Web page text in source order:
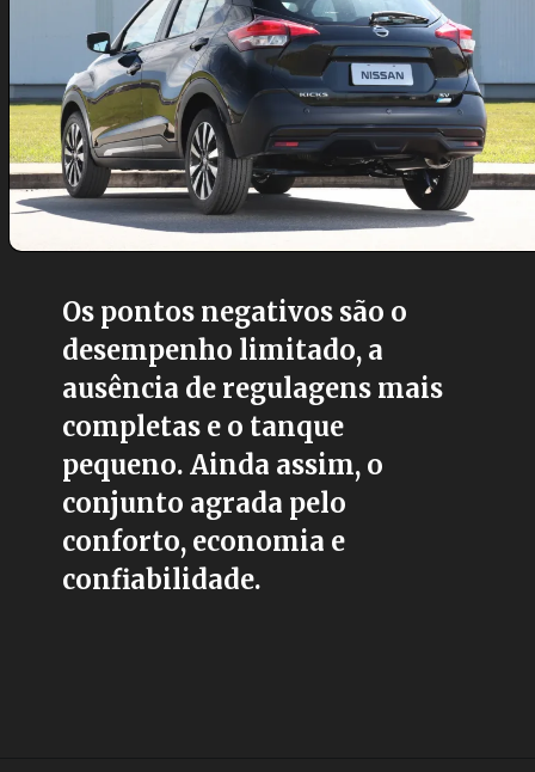
Os pontos negativos são o
desempenho limitado, a
ausência de regulagens mais
completas e o tanque
pequeno. Ainda assim, o
conjunto agrada pelo
conforto, economia e
confiabilidade.